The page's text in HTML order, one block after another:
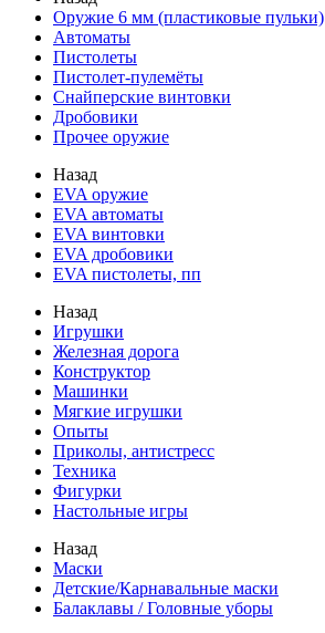
Оружие 6 мм (пластиковые пульки)
Автоматы
Пистолеты
Пистолет-пулемёты
Снайперские винтовки
Дробовики
Прочее оружие
Назад
EVA оружие
EVA автоматы
EVA винтовки
EVA дробовики
EVA пистолеты, пп
Назад
Игрушки
Железная дорога
Конструктор
Машинки
Мягкие игрушки
Опыты
Приколы, антистресс
Техника
Фигурки
Настольные игры
Назад
Маски
Детские/Карнавальные маски
Балаклавы / Головные уборы